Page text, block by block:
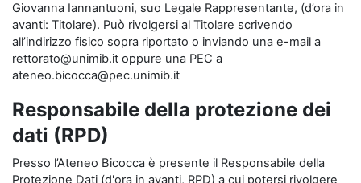
Giovanna Iannantuoni, suo Legale Rappresentante, (d’ora in
avanti: Titolare). Può rivolgersi al Titolare scrivendo
all’indirizzo fisico sopra riportato o inviando una e-mail a
rettorato@unimib.it oppure una PEC a
ateneo.bicocca@pec.unimib.it
Responsabile della protezione dei
dati (RPD)
Presso l’Ateneo Bicocca è presente il Responsabile della
Protezione Dati (d'ora in avanti, RPD) a cui potersi rivolgere